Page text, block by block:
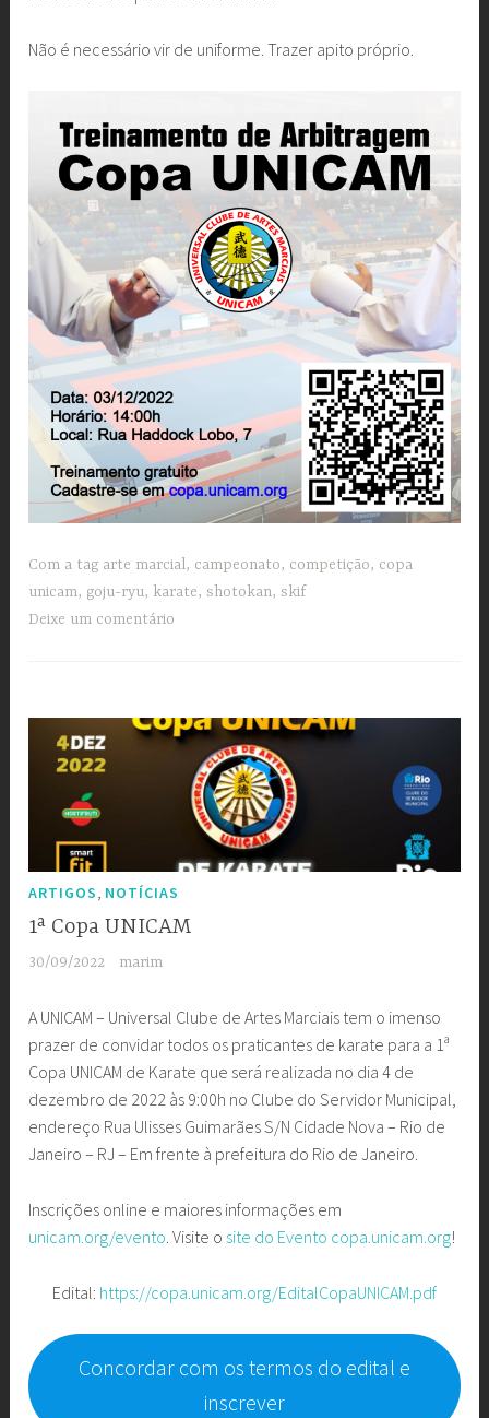
Não é necessário vir de uniforme. Trazer apito próprio.
Com a tag arte marcial, campeonato, competição, copa
unicam, goju-ryu, karate,shotokan,skif
Deixe um comentário
ARTIGOS NOTÍCIAS
1ª Copa UNICAM
30/09/2022 marim
A UNICAM – Universal Clube de Artes Marciais tem o imenso
prazer de convidar todos os praticantes de karate para a 1ª
Copa UNICAM de Karate que será realizada no dia 4 de
dezembro de 2022 às 9:00h no Clube do Servidor Municipal,
endereço Rua Ulisses Guimarães S/N Cidade Nova – Rio de
Janeiro – RJ – Em frente à prefeitura do Rio de Janeiro.
Inscrições online e maiores informações em
unicam.org/evento . Visite o site do Evento copa.unicam.org!
Edital: https://copa.unicam.org/EditalCopaUNICAM.pdf
Concordar com os termos do edital e
inscrever